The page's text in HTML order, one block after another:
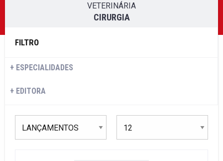
VETERINÁRIA
CIRURGIA
FILTRO
ESPECIALIDADES
EDITORA